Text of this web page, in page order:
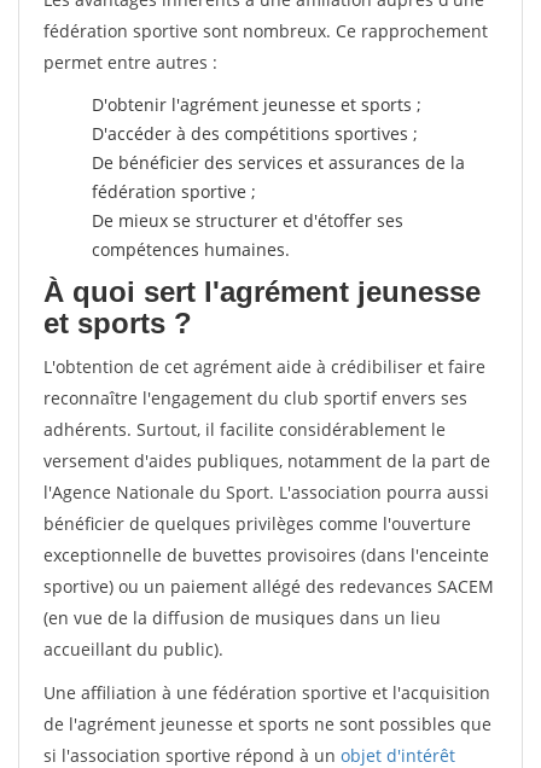
fédération sportive sont nombreux. Ce rapprochement
permet entre autres :
D'obtenir l'agrément jeunesse et sports ;
D'accéder à des compétitions sportives ;
De bénéficier des services et assurances de la
fédération sportive ;
De mieux se structurer et d'étoffer ses
compétences humaines.
À quoi sert l'agrément jeunesse
et sports ?
L'obtention de cet agrément aide à crédibiliser et faire
reconnaître l'engagement du club sportif envers ses
adhérents. Surtout, il facilite considérablement le
versement d'aides publiques, notamment de la part de
l'Agence Nationale du Sport. L'association pourra aussi
bénéficier de quelques privilèges comme l'ouverture
exceptionnelle de buvettes provisoires (dans l'enceinte
sportive) ou un paiement allégé des redevances SACEM
(en vue de la diffusion de musiques dans un lieu
accueillant du public).
Une affiliation à une fédération sportive et l'acquisition
de l'agrément jeunesse et sports ne sont possibles que
si l'association sportive répond à un objet d'intérêt